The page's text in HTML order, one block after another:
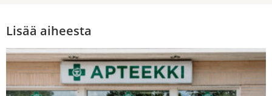
Lisää aiheesta